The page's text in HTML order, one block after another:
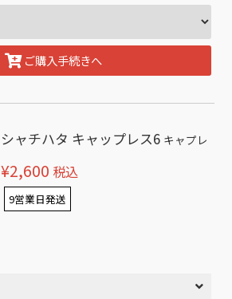
ご購入手続きへ
シャチハタ キャップレス6 キャプレ
¥2,600 税込
9営業日発送